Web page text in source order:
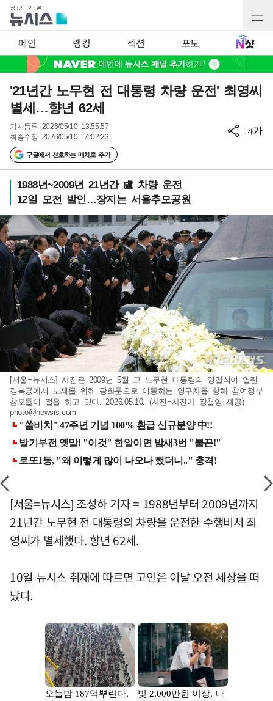
메인 랭킹 섹션 포토
'21년간 노무현 전 대통령 차량 운전' 최영씨
별세…향년 62세
기사등록 2026/05/10 13:55:57
최종수정 2026/05/10 14:02:23
구글에서 선호하는 매체로 추가
가가
1988년~2009년 21년간 盧 차량 운전
12일 오전 발인…장지는 서울추모공원
[서울=뉴시스] 사진은 2009년 5월 고 노무현 대통령의 영결식이 열린
경복궁에서 노제를 위해 광화문으로 이동하는 영구차를 향해 참여정부
참모들이 절을 하고 있다. 2026.05.10. (사진=사진가 장철영 제공)
photo@newsis.com
[서울=뉴시스] 조성하 기자 = 1988년부터 2009년까지
21년간 노무현 전 대통령의 차량을 운전한 수행비서 최
영씨가 별세했다. 향년 62세.
10일 뉴시스 취재에 따르면 고인은 이날 오전 세상을 떠
났다.